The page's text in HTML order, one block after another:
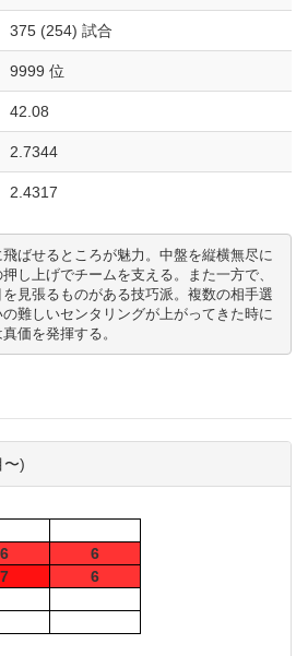
375 (254) 試合
9999 位
42.08
2.7344
2.4317
ばせるところが魅力。中盤を縦横無尽に
し上げでチームを支える。また一方で、
見張るものがある技巧派。複数の相手選
難しいセンタリングが上がってきた時に
価を発揮する。
〜)
6
6
7 6